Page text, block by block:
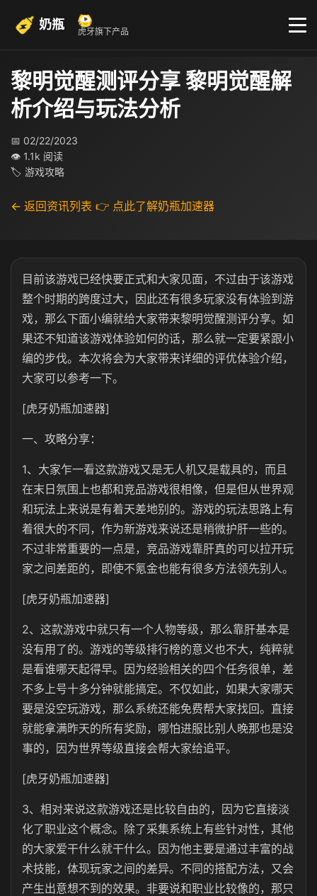
奶瓶 虎牙旗下产品
黎明觉醒测评分享 黎明觉醒解
析介绍与玩法分析
📅 02/22/2023
👁 1.1k 阅读
🏷 游戏攻略
← 返回资讯列表 👉 点此了解奶瓶加速器
目前该游戏已经快要正式和大家见面，不过由于该游戏
整个时期的跨度过大，因此还有很多玩家没有体验到游
戏，那么下面小编就给大家带来黎明觉醒测评分享。如
果还不知道该游戏体验如何的话，那么就一定要紧跟小
编的步伐。本次将会为大家带来详细的评优体验介绍，
大家可以参考一下。
[虎牙奶瓶加速器]
一、攻略分享：
1、大家乍一看这款游戏又是无人机又是载具的，而且
在末日氛围上也都和竞品游戏很相像，但是但从世界观
和玩法上来说是有着天差地别的。游戏的玩法思路上有
着很大的不同，作为新游戏来说还是稍微护肝一些的。
不过非常重要的一点是，竞品游戏靠肝真的可以拉开玩
家之间差距的，即使不氪金也能有很多方法领先别人。
[虎牙奶瓶加速器]
2、这款游戏中就只有一个人物等级，那么靠肝基本是
没有用了的。游戏的等级排行榜的意义也不大，纯粹就
是看谁哪天起得早。因为经验相关的四个任务很单，差
不多上号十多分钟就能搞定。不仅如此，如果大家哪天
要是没空玩游戏，那么系统还能免费帮大家找回。直接
就能拿满昨天的所有奖励，哪怕进服比别人晚那也是没
事的，因为世界等级直接会帮大家给追平。
[虎牙奶瓶加速器]
3、相对来说这款游戏还是比较自由的，因为它直接淡
化了职业这个概念。除了采集系统上有些针对性，其他
的大家爱干什么就干什么。因为他主要是通过丰富的战
术技能，体现玩家之间的差异。不同的搭配方法，又会
产生出意想不到的效果。非要说和职业比较像的，那只